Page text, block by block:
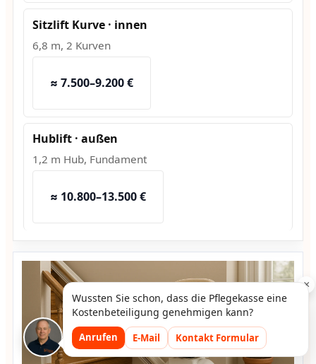
Sitzlift Kurve · innen
6,8 m, 2 Kurven
≈ 7.500–9.200 €
Hublift · außen
1,2 m Hub, Fundament
≈ 10.800–13.500 €
×
Wussten Sie schon, dass die Pflegekasse eine
Kostenbeteiligung genehmigen kann?
Anrufen E-Mail Kontakt Formular